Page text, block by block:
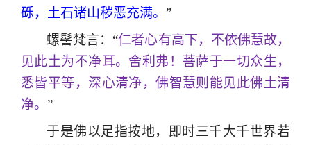
砾，土石诸山秽恶充满。 ”
螺髻梵言：“仁者心有高下，不依佛慧故，
见此土为不净耳。舍利弗！菩萨于一切众生，
悉皆平等，深心清净，佛智慧则能见此佛土清
净。 ”
于是佛以足指按地，即时三千大千世界若